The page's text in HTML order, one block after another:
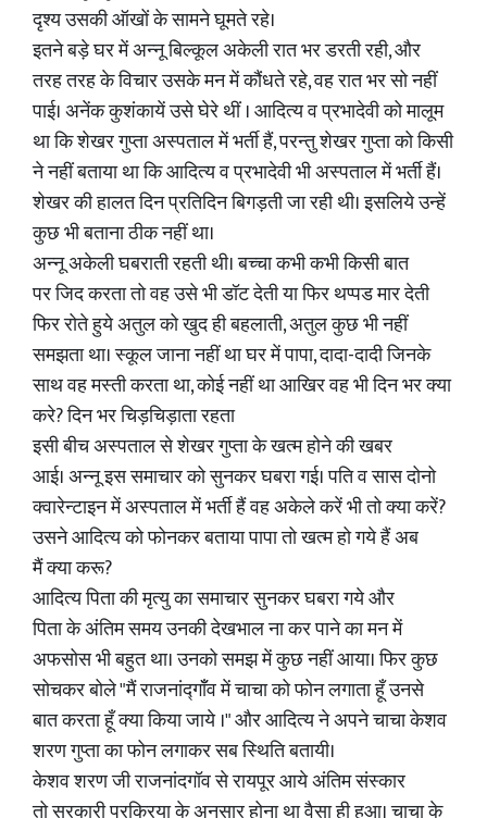
दृश्य उसकी ऑखों के सामने घूमते रहे।
इतने बड़े घर में अन्नू बिल्कूल अकेली रात भर डरती रही, और
तरह तरह के विचार उसके मन में कौंधते रहे, वह रात भर सो नहीं
पाई। अनेंक कुशंकायें उसे घेरे थीं । आदित्य व प्रभादेवी को मालूम
था कि शेखर गुप्ता अस्पताल में भर्ती हैं, परन्तु शेखर गुप्ता को किसी
ने नहीं बताया था कि आदित्य व प्रभादेवी भी अस्पताल में भर्ती हैं।
शेखर की हालत दिन प्रतिदिन बिगड़ती जा रही थी। इसलिये उन्हें
कुछ भी बताना ठीक नहीं था।
अन्नू अकेली घबराती रहती थी। बच्चा कभी कभी किसी बात
पर जिद करता तो वह उसे भी डॉट देती या फिर थप्पड मार देती
फिर रोते हुये अतुल को खुद ही बहलाती, अतुल कुछ भी नहीं
समझता था। स्कूल जाना नहीं था घर में पापा, दादा-दादी जिनके
साथ वह मस्ती करता था, कोई नहीं था आखिर वह भी दिन भर क्या
करे? दिन भर चिड़चिड़ाता रहता
इसी बीच अस्पताल से शेखर गुप्ता के खत्म होने की खबर
आई। अन्नू इस समाचार को सुनकर घबरा गई। पति व सास दोनो
क्वारेन्टाइन में अस्पताल में भर्ती हैं वह अकेले करें भी तो क्या करें?
उसने आदित्य को फोनकर बताया पापा तो खत्म हो गये हैं अब
मैं क्या करू?
आदित्य पिता की मृत्यु का समाचार सुनकर घबरा गये और
पिता के अंतिम समय उनकी देखभाल ना कर पाने का मन में
अफसोस भी बहुत था। उनको समझ में कुछ नहीं आया। फिर कुछ
सोचकर बोले "मैं राजनांद्गॉँव में चाचा को फोन लगाता हूँ उनसे
बात करता हूँ क्या किया जाये ।" और आदित्य ने अपने चाचा केशव
शरण गुप्ता का फोन लगाकर सब स्थिति बतायी।
केशव शरण जी राजनांदगॉव से रायपूर आये अंतिम संस्कार